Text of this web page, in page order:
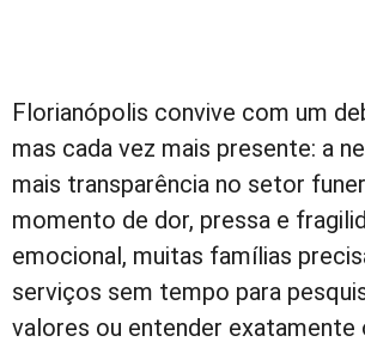
Florianópolis convive com um
mas cada vez mais presente: a
mais transparência no setor
momento de dor, pressa e
emocional, muitas famílias
serviços sem tempo para
valores ou entender exatamente